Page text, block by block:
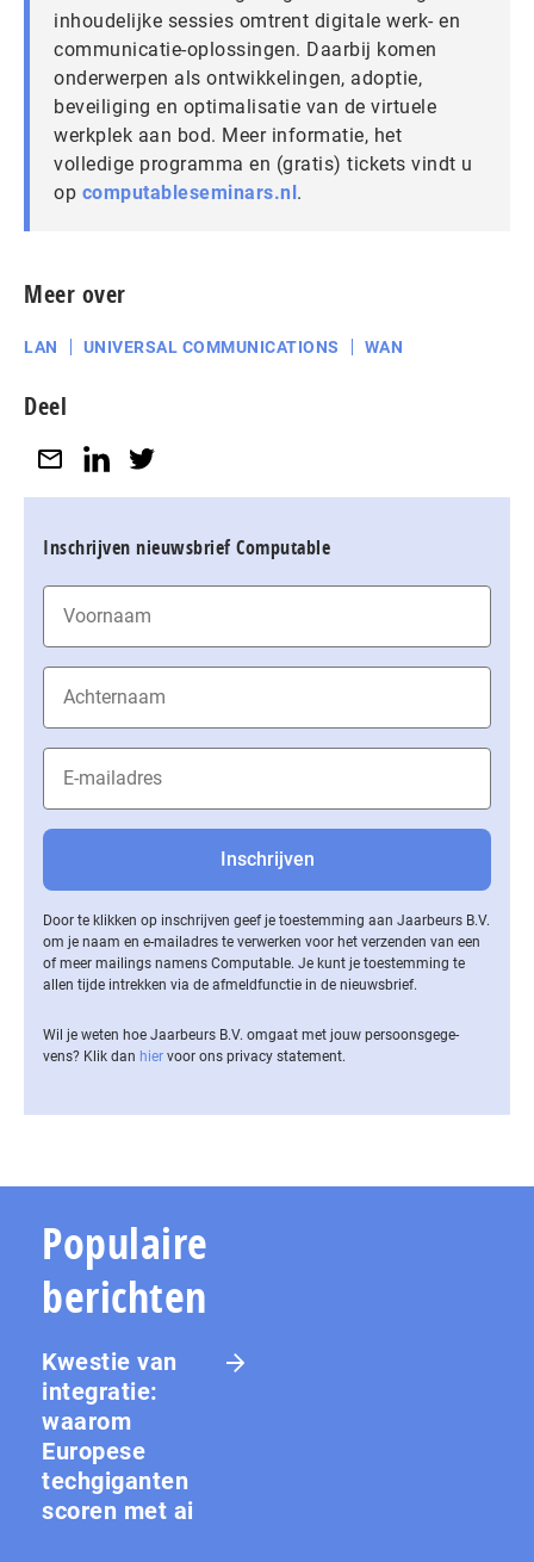
inhoudelijke sessies omtrent digitale werk- en
communicatie-oplossingen. Daarbij komen
onderwerpen als ontwikkelingen, adoptie,
beveiliging en optimalisatie van de virtuele
werkplek aan bod. Meer informatie, het
volledige programma en (gratis) tickets vindt u
op computableseminars.nl.
Meer over
LAN UNIVERSAL COMMUNICATIONS WAN
Deel
Inschrijven nieuwsbrief Computable
Door te klikken op inschrijven geef je toestemming aan Jaarbeurs B.V.
om je naam en e-mailadres te verwerken voor het verzenden van een
of meer mailings namens Computable. Je kunt je toestemming te
allen tijde intrekken via de af­meld­func­tie in de nieuwsbrief.
Wil je weten hoe Jaarbeurs B.V. omgaat met jouw per­soons­ge­ge­
vens? Klik dan hier voor ons privacy statement.
Populaire
berichten
Kwestie van
integratie:
waarom
Europese
techgiganten
scoren met ai